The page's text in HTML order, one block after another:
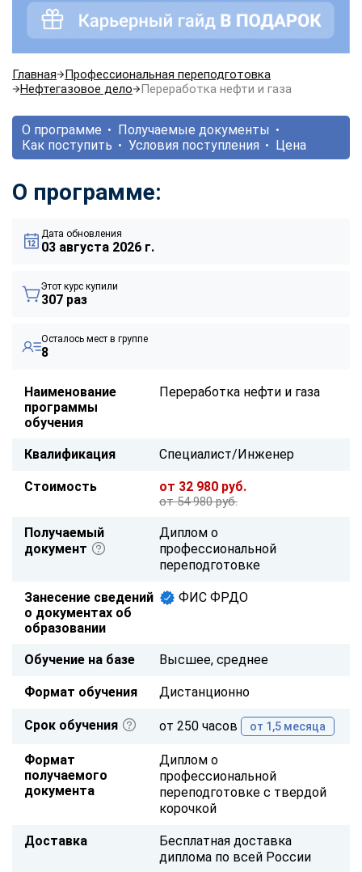
Главная
Профессиональная переподготовка
Нефтегазовое дело
Переработка нефти и газа
О программе
Получаемые документы
Как поступить
Условия поступления Цена
О программе:
Дата обновления
03 августа 2026 г.
Этот курс купили
307 раз
Осталось мест в группе
8
Наименование
программы
обучения
Переработка нефти и газа
Квалификация Специалист/Инженер
Стоимость от 32 980 руб.
от 54 980 руб.
Получаемый
документ
Диплом о
профессиональной
переподготовке
Занесение сведений
о документах об
образовании
ФИС ФРДО
Обучение на базе Высшее, среднее
Формат обучения Дистанционно
Срок обучения от 250 часов от 1,5 месяца
Формат
получаемого
документа
Диплом о
профессиональной
переподготовке с твердой
корочкой
Доставка
Бесплатная доставка
диплома по всей России